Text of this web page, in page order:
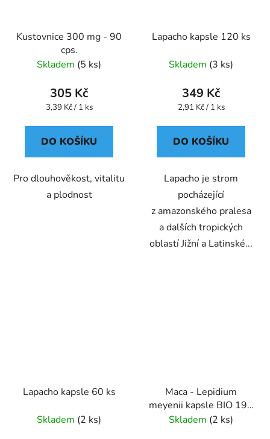
Kustovnice 300 mg - 90
cps.
Skladem (5 ks)
305 Kč
Měrná
3,39 Kč / 1 ks
DO KOŠÍKU
Pro dlouhověkost, vitalitu
a plodnost
Lapacho kapsle 120 ks
Skladem (3 ks)
349 Kč
Měrná
2,91 Kč / 1 ks
DO KOŠÍKU
Lapacho je strom
pocházející
z amazonského pralesa
a dalších tropických
oblastí Jižní a Latinské...
Lapacho kapsle 60 ks
Skladem (2 ks)
Maca - Lepidium
meyenii kapsle BIO 190
ks
Skladem (2 ks)